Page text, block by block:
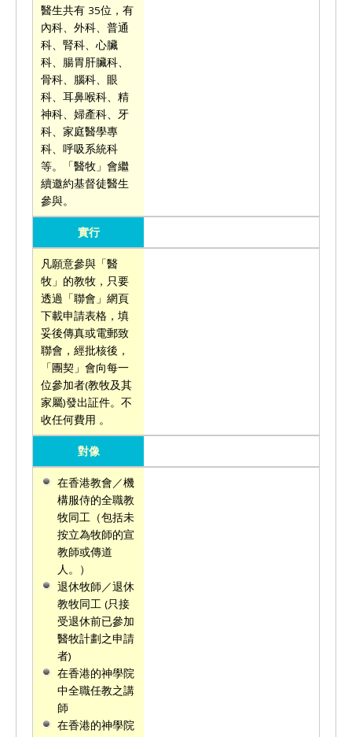
醫生共有 35位，有
內科、外科、普通
科、腎科、心臟
科、腸胃肝臟科、
骨科、腦科、眼
科、耳鼻喉科、精
神科、婦產科、牙
科、家庭醫學專
科、呼吸系統科
等。「醫牧」會繼
續邀約基督徒醫生
參與。
實行
凡願意參與「醫
牧」的教牧，只要
透過「聯會」網頁
下載申請表格，填
妥後傳真或電郵致
聯會，經批核後，
「團契」會向每一
位參加者(教牧及其
家屬)發出証件。不
收任何費用 。
對像
在香港教會／機
構服侍的全職教
牧同工（包括未
按立為牧師的宣
教師或傳道
人。）
退休牧師／退休
教牧同工 (只接
受退休前已參加
醫牧計劃之申請
者)
在香港的神學院
中全職任教之講
師
在香港的神學院